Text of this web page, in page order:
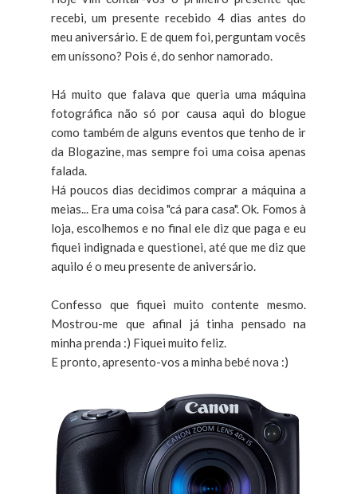
recebi, um presente recebido 4 dias antes do
meu aniversário. E de quem foi, perguntam vocês
em uníssono? Pois é, do senhor namorado.
Há muito que falava que queria uma máquina
fotográfica não só por causa aqui do blogue
como também de alguns eventos que tenho de ir
da Blogazine, mas sempre foi uma coisa apenas
falada.
Há poucos dias decidimos comprar a máquina a
meias... Era uma coisa "cá para casa". Ok. Fomos à
loja, escolhemos e no final ele diz que paga e eu
fiquei indignada e questionei, até que me diz que
aquilo é o meu presente de aniversário.
Confesso que fiquei muito contente mesmo.
Mostrou-me que afinal já tinha pensado na
minha prenda :) Fiquei muito feliz.
E pronto, apresento-vos a minha bebé nova :)